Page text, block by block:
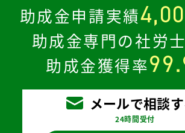
助成金申請実績
助成金専門の社労士
助成金獲得率
メールで相談
24時間受付